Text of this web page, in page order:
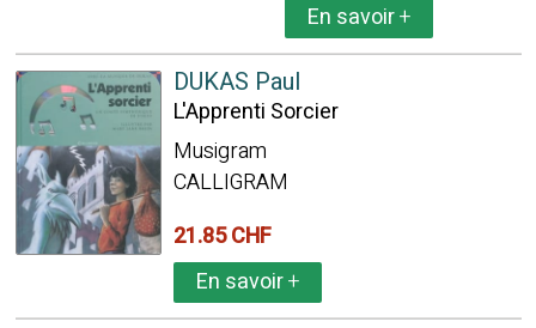
En savoir+
DUKAS Paul
L'Apprenti Sorcier
Musigram
CALLIGRAM
21.85 CHF
En savoir+